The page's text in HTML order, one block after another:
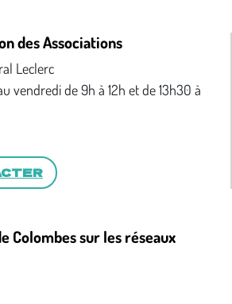
des Associations
Leclerc
vendredi de 9h à 12h et de 13h30 à
Colombes sur les réseaux